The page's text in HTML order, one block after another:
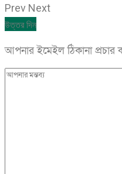
Prev Next
উত্তর দিন
আপনার ইমেইল ঠিকানা প্রচার